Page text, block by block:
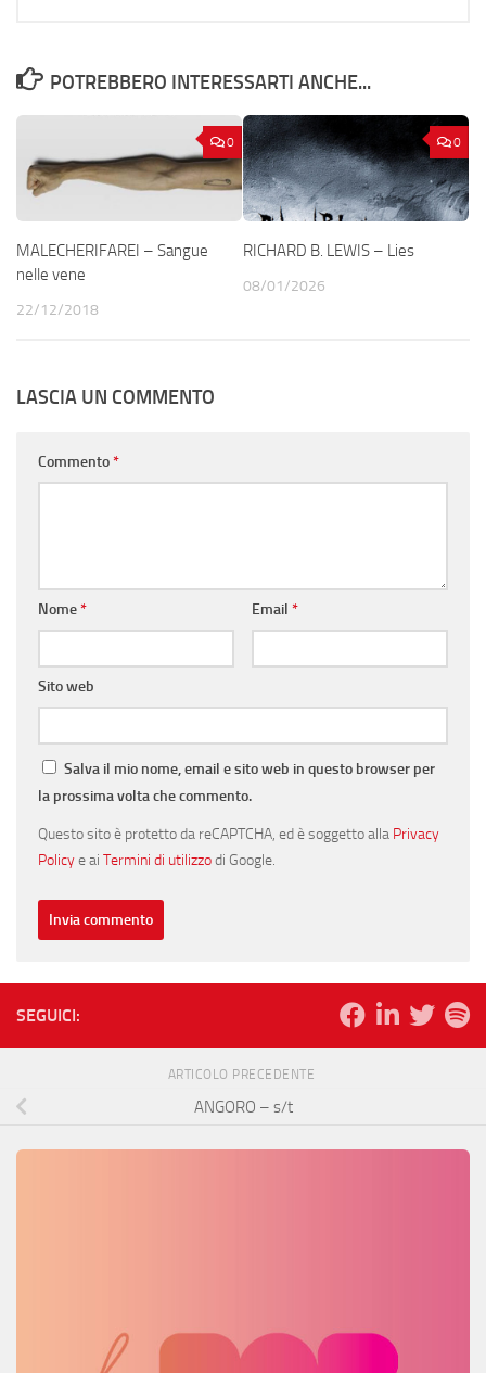
POTREBBERO INTERESSARTI ANCHE...
0
MALECHERIFAREI – Sangue
nelle vene
22/12/2018
0
RICHARD B. LEWIS – Lies
08/01/2026
LASCIA UN COMMENTO
Commento*
Nome* Email *
Sito web
Salva il mio nome, email e sito web in questo browser per
la prossima volta che commento.
Questo sito è protetto da reCAPTCHA, ed è soggetto alla Privacy
Policye ai Termini di utilizzodi Google.
SEGUICI:
ARTICOLO PRECEDENTE
ANGORO – s/t